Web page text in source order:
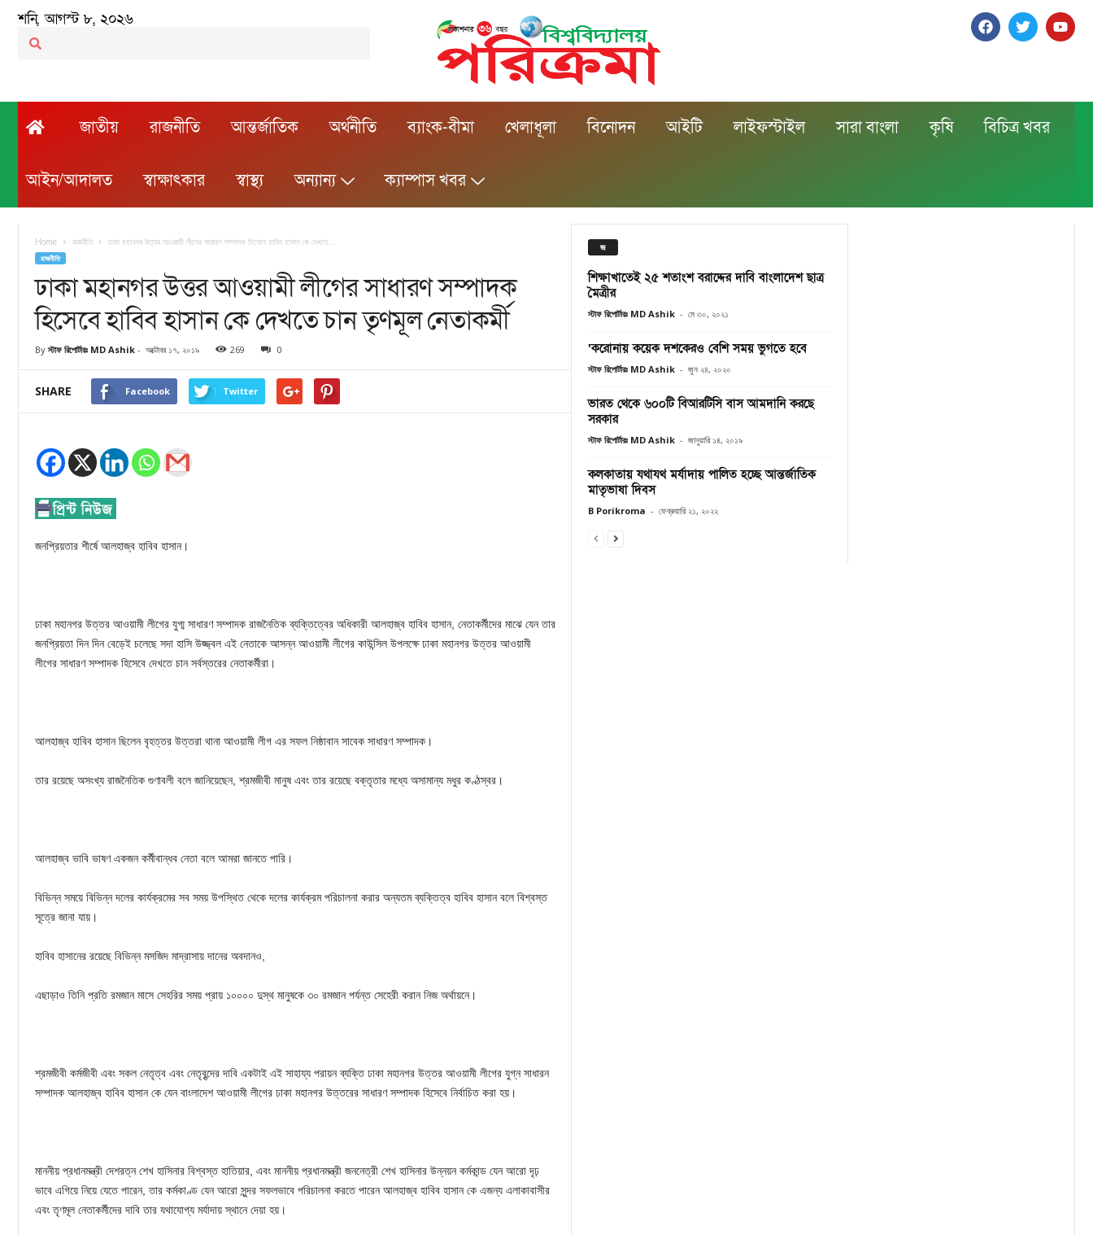
শনি, আগস্ট ৮, ২০২৬
জাতীয় রাজনীতি আন্তর্জাতিক অর্থনীতি ব্যাংক-বীমা খেলাধূলা বিনোদন আইটি লাইফস্টাইল সারা বাংলা কৃষি বিচিত্র খবর
আইন/আদালত স্বাক্ষাৎকার স্বাস্থ্য অন্যান্য ক্যাম্পাস খবর
Home রাজনীতি ঢাকা মহানগর উত্তর আওয়ামী লীগের সাধারণ সম্পাদক হিসেবে হাবিব হাসান কে দেখতে...
রাজনীতি
ঢাকা মহানগর উত্তর আওয়ামী লীগের সাধারণ সম্পাদক
হিসেবে হাবিব হাসান কে দেখতে চান তৃণমূল নেতাকর্মী
By স্টাফ রিপোর্টারঃ MD Ashik - অক্টোবর ১৭, ২০১৯ 269 0
SHARE Facebook Twitter
জনপ্রিয়তার শীর্ষে আলহাজ্ব হাবিব হাসান।
ঢাকা মহানগর উত্তর আওয়ামী লীগের যুগ্ম সাধারণ সম্পাদক রাজনৈতিক ব্যক্তিত্বের অধিকারী আলহাজ্ব হাবিব হাসান, নেতাকর্মীদের মাঝে যেন তার
জনপ্রিয়তা দিন দিন বেড়েই চলেছে সদা হাসি উজ্জ্বল এই নেতাকে আসন্ন আওয়ামী লীগের কাউন্সিল উপলক্ষে ঢাকা মহানগর উত্তর আওয়ামী
লীগের সাধারণ সম্পাদক হিসেবে দেখতে চান সর্বস্তরের নেতাকর্মীরা।
আলহাজ্ব হাবিব হাসান ছিলেন বৃহত্তর উত্তরা থানা আওয়ামী লীগ এর সফল নিষ্ঠাবান সাবেক সাধারণ সম্পাদক।
তার রয়েছে অসংখ্য রাজনৈতিক গুণাবলী বলে জানিয়েছেন, শ্রমজীবী মানুষ এবং তার রয়েছে বক্তৃতার মধ্যে অসামান্য মধুর কণ্ঠস্বর।
আলহাজ্ব ভাবি ভাষণ একজন কর্মীবান্ধব নেতা বলে আমরা জানতে পারি।
বিভিন্ন সময়ে বিভিন্ন দলের কার্যক্রমের সব সময় উপস্থিত থেকে দলের কার্যক্রম পরিচালনা করার অন্যতম ব্যক্তিত্ব হাবিব হাসান বলে বিশ্বস্ত
সূত্রে জানা যায়।
হাবিব হাসানের রয়েছে বিভিন্ন মসজিদ মাদ্রাসায় দানের অবদানও,
এছাড়াও তিনি প্রতি রমজান মাসে সেহরির সময় প্রায় ১০০০০ দুস্থ মানুষকে ৩০ রমজান পর্যন্ত সেহেরী করান নিজ অর্থায়নে।
শ্রমজীবী কর্মজীবী এবং সকল নেতৃত্ব এবং নেতৃবৃন্দের দাবি একটাই এই সাহায্য পরায়ন ব্যক্তি ঢাকা মহানগর উত্তর আওয়ামী লীগের যুগ্ন সাধারন
সম্পাদক আলহাজ্ব হাবিব হাসান কে যেন বাংলাদেশ আওয়ামী লীগের ঢাকা মহানগর উত্তরের সাধারণ সম্পাদক হিসেবে নির্বাচিত করা হয়।
মাননীয় প্রধানমন্ত্রী দেশরত্ন শেখ হাসিনার বিশ্বস্ত হাতিয়ার, এবং মাননীয় প্রধানমন্ত্রী জননেত্রী শেখ হাসিনার উন্নয়ন কর্মকান্ড যেন আরো দৃঢ়
ভাবে এগিয়ে নিয়ে যেতে পারেন, তার কর্মকাণ্ড যেন আরো সুন্দর সফলভাবে পরিচালনা করতে পারেন আলহাজ্ব হাবিব হাসান কে এজন্য এলাকাবাসীর
এবং তৃণমূল নেতাকর্মীদের দাবি তার যথাযোগ্য মর্যাদায় স্থানে দেয়া হয়।
জ
শিক্ষাখাতেই ২৫ শতাংশ বরাদ্দের দাবি বাংলাদেশ ছাত্র
মৈত্রীর
স্টাফ রিপোর্টারঃ MD Ashik - মে ৩০, ২০২১
‘করোনায় কয়েক দশকেরও বেশি সময় ভুগতে হবে
স্টাফ রিপোর্টারঃ MD Ashik - জুন ২৪, ২০২০
ভারত থেকে ৬০০টি বিআরটিসি বাস আমদানি করছে
সরকার
স্টাফ রিপোর্টারঃ MD Ashik - জানুয়ারি ১৪, ২০১৯
কলকাতায় যথাযথ মর্যাদায় পালিত হচ্ছে আন্তর্জাতিক
মাতৃভাষা দিবস
B Porikroma - ফেব্রুয়ারি ২১, ২০২২